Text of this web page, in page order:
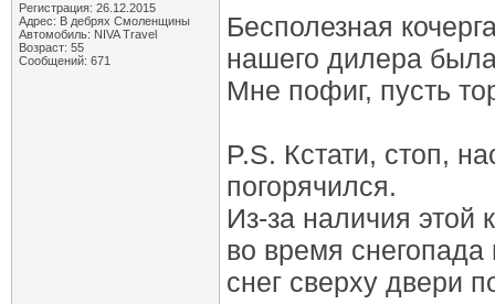
Регистрация: 26.12.2015
Адрес: В дебрях Смоленщины
Автомобиль: NIVA Travel
Возраст: 55
Сообщений: 671
Бесполезная
нашего дилера
Мне пофиг, пусть
P.S. Кстати, стоп,
погорячился.
Из-за наличия этой
во время
снег сверху двери